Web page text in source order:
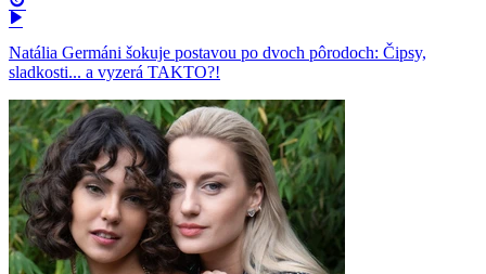
Natália Germáni šokuje postavou po dvoch pôrodoch: Čipsy,
sladkosti... a vyzerá TAKTO?!